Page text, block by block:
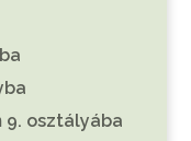
9. osztályába